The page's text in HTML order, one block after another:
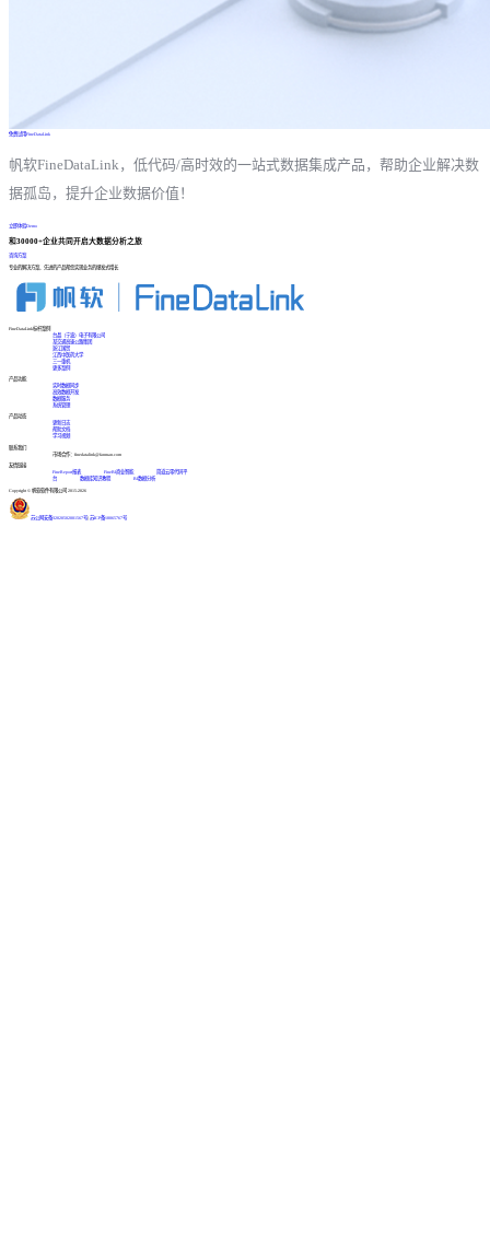
免费试用FineDataLink
帆软FineDataLink，低代码/高时效的一站式数据集成产品，帮助企业解决数
据孤岛，提升企业数据价值！
立即体验Demo
和30000+企业共同开启大数据分析之旅
咨询方案
专业的解决方案、先进的产品帮您实现业务的爆发式增长
FineDataLink标杆案例
台晶（宁波）电子有限公司
某交通高速公路集团
浙江国贸
江西中医药大学
三一重机
更多案例
产品功能
实时数据同步
高效数据开发
数据服务
系统管理
产品动态
更新日志
帮助文档
学习视频
联系我们
市场合作：finedatalink@fanruan.com
友情链接
FineReport报表
FineBI商业智能
简道云零代码平
台
数据库知识教程 BI数据分析
Copyright © 帆软软件有限公司 2015-2026
苏公网安备32020502001567号 苏ICP备18065767号